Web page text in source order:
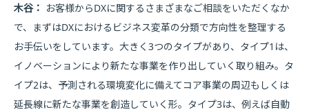
木谷： お客様からDXに関するさまざまなご相談をいただくなか
で、まずはDXにおけるビジネス変革の分類で方向性を整理する
お手伝いをしています。大きく3つのタイプがあり、タイプ1は、
イノベーションにより新たな事業を作り出していく取り組み。タ
イプ2は、予測される環境変化に備えてコア事業の周辺もしくは
延長線に新たな事業を創造していく形。タイプ3は、例えば自動